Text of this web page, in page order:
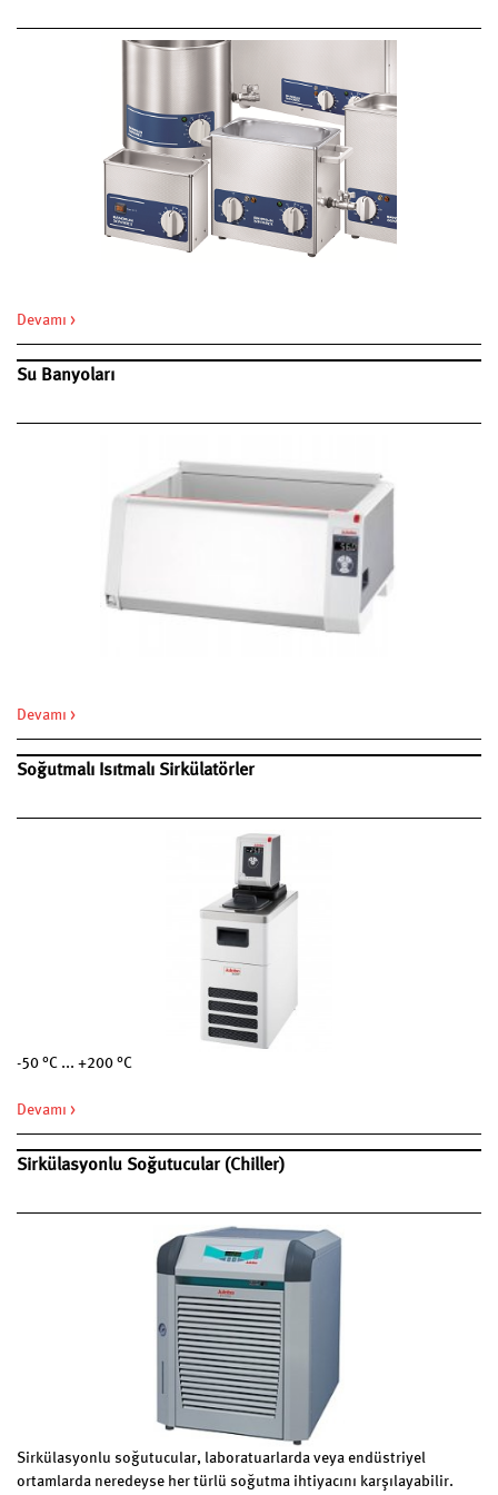
Devamı >
Su Banyoları
Devamı >
Soğutmalı Isıtmalı Sirkülatörler
-50 °C ... +200 °C
Devamı >
Sirkülasyonlu Soğutucular (Chiller)
Sirkülasyonlu soğutucular, laboratuarlarda veya endüstriyel
ortamlarda neredeyse her türlü soğutma ihtiyacını karşılayabilir.